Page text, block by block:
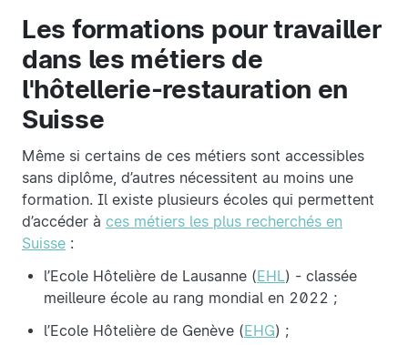
Les formations pour travailler
dans les métiers de
l'hôtellerie-restauration en
Suisse
Même si certains de ces métiers sont accessibles
sans diplôme, d’autres nécessitent au moins une
formation. Il existe plusieurs écoles qui permettent
d’accéder à ces métiers les plus recherchés en
Suisse :
l’Ecole Hôtelière de Lausanne (EHL) - classée
meilleure école au rang mondial en 2022 ;
l’Ecole Hôtelière de Genève (EHG) ;